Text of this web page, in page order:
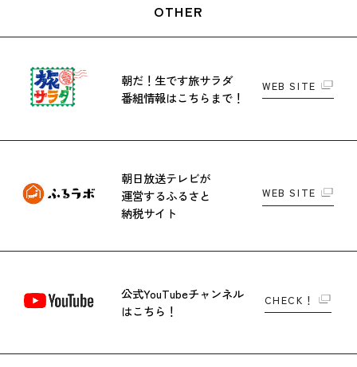
OTHER
朝だ！生です旅サラダ
番組情報はこちらまで！
WEB SITE
朝日放送テレビが
運営するふるさと
納税サイト
WEB SITE
公式YouTubeチャンネル
はこちら！
CHECK！